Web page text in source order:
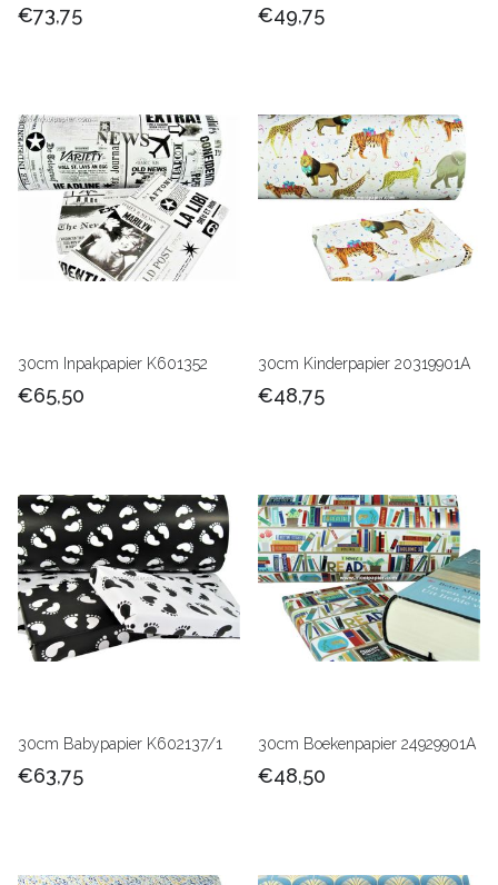
€73,75 €49,75
30cm Inpakpapier K601352
€65,50
30cm Kinderpapier 20319901A
€48,75
30cm Babypapier K602137/1
€63,75
30cm Boekenpapier 24929901A
€48,50